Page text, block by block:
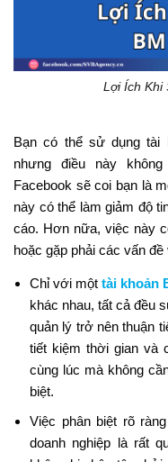
Lợi Ích Khi
Bạn có thể sử dụng tài
nhưng điều này
Facebook sẽ coi bạn là
này có thể làm giảm độ
cáo. Hơn nữa, việc này
hoặc gặp phải các vấn
Chỉ với mộttài khoản
khác nhau, tất cả đều
quản lý trở nên thuận
tiết kiệm thời gian và
cùng lúc mà không
biệt.
Việc phân biệt rõ
doanh nghiệp là rất